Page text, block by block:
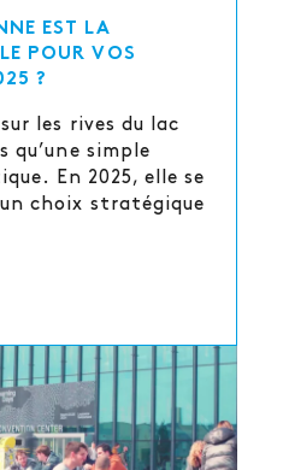
EST LA
POUR VOS
?
les rives du lac
qu’une simple
En 2025, elle se
choix stratégique